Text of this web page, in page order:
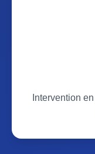
Intervention